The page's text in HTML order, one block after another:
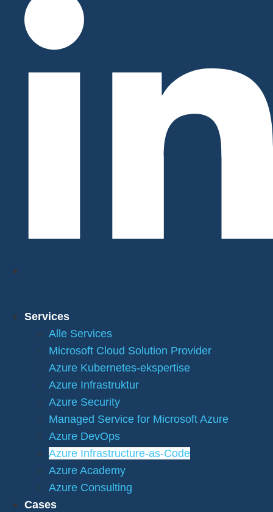
Services
Alle Services
Microsoft Cloud Solution Provider
Azure Kubernetes-ekspertise
Azure Infrastruktur
Azure Security
Managed Service for Microsoft Azure
Azure DevOps
Azure Infrastructure-as-Code
Azure Academy
Azure Consulting
Cases